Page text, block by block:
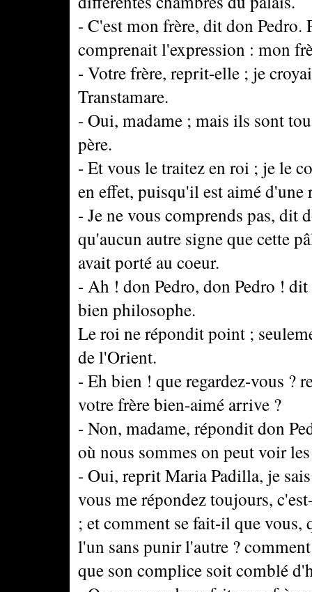
- C'est mon frère, dit don Pedro.
comprenait l'expression : mon
- Votre frère, reprit-elle ; je
Transtamare.
- Oui, madame ; mais ils sont
père.
- Et vous le traitez en roi ; je le
en effet, puisqu'il est aimé d'une
- Je ne vous comprends pas, dit
qu'aucun autre signe que cette
avait porté au coeur.
- Ah ! don Pedro, don Pedro !
bien philosophe.
Le roi ne répondit point ;
de l'Orient.
- Eh bien ! que regardez-vous ?
votre frère bien-aimé arrive ?
- Non, madame, répondit don
où nous sommes on peut voir
- Oui, reprit Maria Padilla, je
vous me répondez toujours,
; et comment se fait-il que
l'un sans punir l'autre ?
que son complice soit comblé